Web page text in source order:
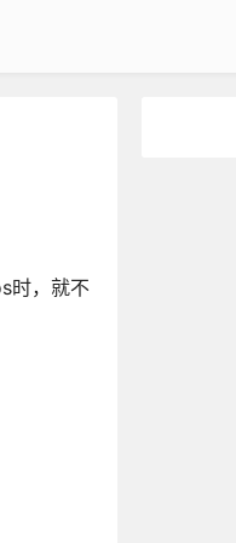
时，就不